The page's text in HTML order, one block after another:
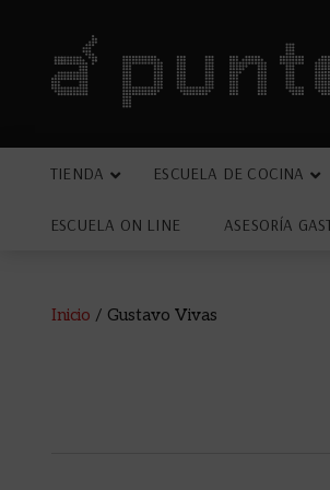
TIENDA ESCUELA DE COCINA
ESCUELA ON LINE ASESORÍA
Inicio / Gustavo Vivas